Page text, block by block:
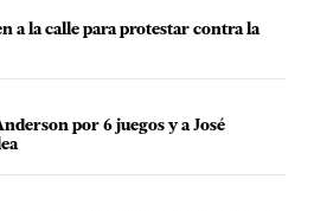
a la calle para protestar contra la
por 6 juegos y a José